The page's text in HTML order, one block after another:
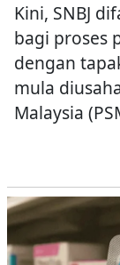
Kini, SNBJ
bagi proses
dengan
mula
Malaysia